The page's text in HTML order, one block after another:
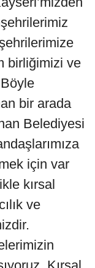
birliğimizi ve
bir arada
Belediyesi
için var
kırsal
ve